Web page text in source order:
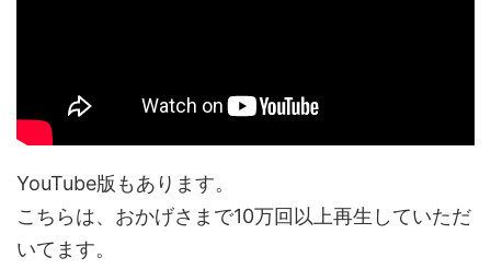
YouTube版もあります。
こちらは、おかげさまで10万回以上再生していただ
いてます。